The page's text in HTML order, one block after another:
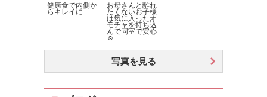
健康食で内側か
らキレイに
お母さんと離れ
たくないお子様
は気に入ったオ
モチャを持ち込
んで同室で安心
☺︎
写真を見る